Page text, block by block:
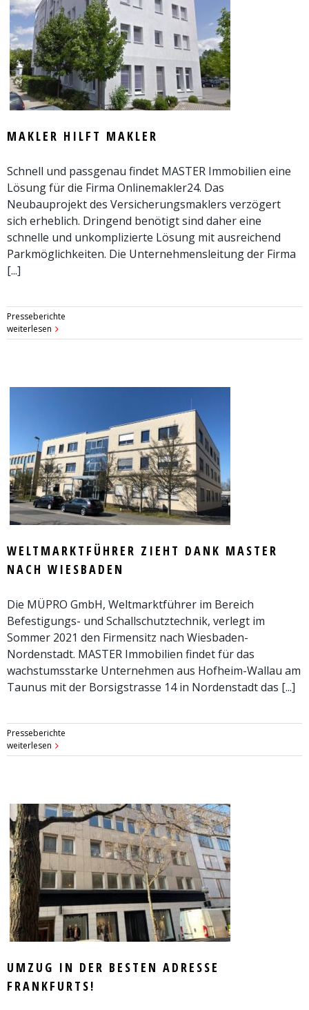
MAKLER HILFT MAKLER
Schnell und passgenau findet MASTER Immobilien eine
Lösung für die Firma Onlinemakler24. Das
Neubauprojekt des Versicherungsmaklers verzögert
sich erheblich. Dringend benötigt sind daher eine
schnelle und unkomplizierte Lösung mit ausreichend
Parkmöglichkeiten. Die Unternehmensleitung der Firma
[...]
Presseberichte
weiterlesen
WELTMARKTFÜHRER ZIEHT DANK MASTER
NACH WIESBADEN
Die MÜPRO GmbH, Weltmarktführer im Bereich
Befestigungs- und Schallschutztechnik, verlegt im
Sommer 2021 den Firmensitz nach Wiesbaden-
Nordenstadt. MASTER Immobilien findet für das
wachstumsstarke Unternehmen aus Hofheim-Wallau am
Taunus mit der Borsigstrasse 14 in Nordenstadt das [...]
Presseberichte
weiterlesen
UMZUG IN DER BESTEN ADRESSE
FRANKFURTS!